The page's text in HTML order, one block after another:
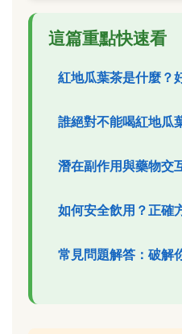
這篇重點快速看
紅地瓜葉茶是什麼？
誰絕對不能喝紅地瓜
潛在副作用與藥物交
如何安全飲用？正確
常見問題解答：破解